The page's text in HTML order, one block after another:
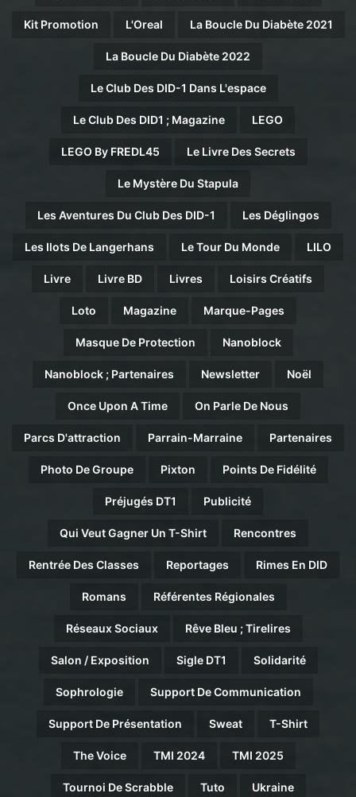
Kit Promotion L'Oreal La Boucle Du Diabète 2021
La Boucle Du Diabète 2022
Le Club Des DID-1 Dans L'espace
Le Club Des DID1 ; Magazine LEGO
LEGO By FREDL45 Le Livre Des Secrets
Le Mystère Du Stapula
Les Aventures Du Club Des DID-1 Les Déglingos
Les Ilots De Langerhans Le Tour Du Monde LILO
Livre Livre BD Livres Loisirs Créatifs
Loto Magazine Marque-Pages
Masque De Protection Nanoblock
Nanoblock ; Partenaires Newsletter Noël
Once Upon A Time On Parle De Nous
Parcs D'attraction Parrain-Marraine Partenaires
Photo De Groupe Pixton Points De Fidélité
Préjugés DT1 Publicité
Qui Veut Gagner Un T-Shirt Rencontres
Rentrée Des Classes Reportages Rimes En DID
Romans Référentes Régionales
Réseaux Sociaux Rêve Bleu ; Tirelires
Salon / Exposition Sigle DT1 Solidarité
Sophrologie Support De Communication
Support De Présentation Sweat T-Shirt
The Voice TMI 2024 TMI 2025
Tournoi De Scrabble Tuto Ukraine